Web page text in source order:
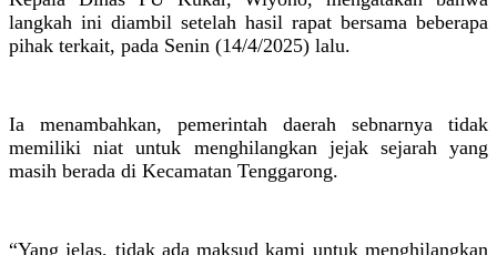
langkah ini diambil setelah hasil rapat bersama beberapa
pihak terkait, pada Senin (14/4/2025) lalu.
Ia menambahkan, pemerintah daerah sebnarnya tidak
memiliki niat untuk menghilangkan jejak sejarah yang
masih berada di Kecamatan Tenggarong.
“Yang jelas, tidak ada maksud kami untuk menghilangkan